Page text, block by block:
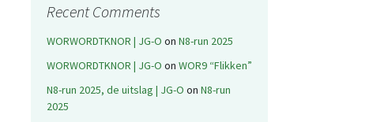
Recent Comments
WORWORDTKNOR | JG-O on N8-run 2025
WORWORDTKNOR | JG-O on WOR9 “Flikken”
N8-run 2025, de uitslag | JG-O on N8-run
2025